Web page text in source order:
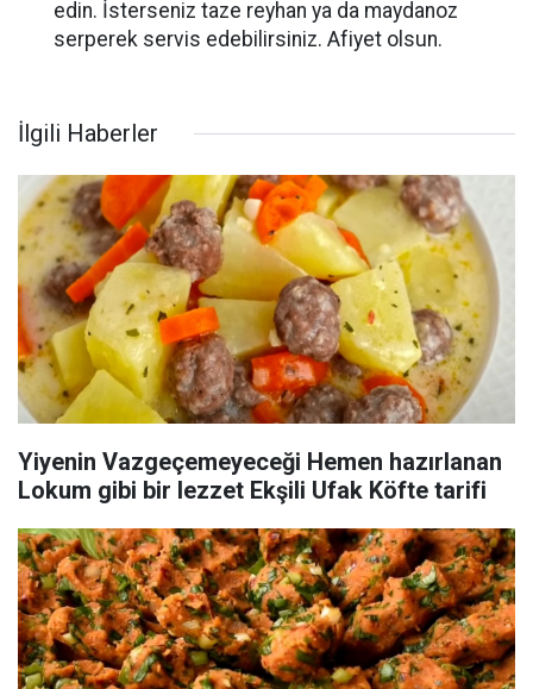
edin. İsterseniz taze reyhan ya da maydanoz
serperek servis edebilirsiniz. Afiyet olsun.
İlgili Haberler
Yiyenin Vazgeçemeyeceği Hemen hazırlanan
Lokum gibi bir lezzet Ekşili Ufak Köfte tarifi